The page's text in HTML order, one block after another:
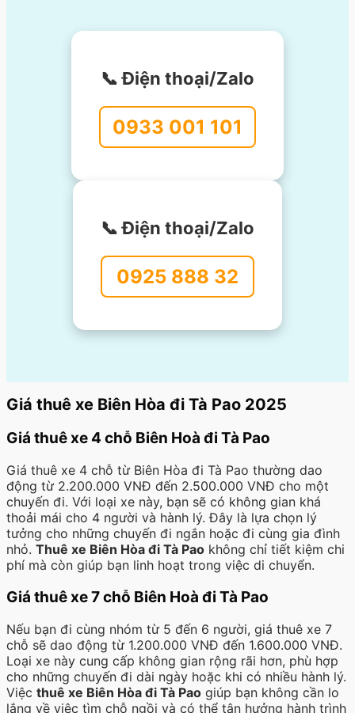
📞 Điện thoại/Zalo
0933 001 101
📞 Điện thoại/Zalo
0925 888 32
Giá thuê xe Biên Hòa đi Tà Pao 2025
Giá thuê xe 4 chỗ Biên Hoà đi Tà Pao
Giá thuê xe 4 chỗ từ Biên Hòa đi Tà Pao thường dao
động từ 2.200.000 VNĐ đến 2.500.000 VNĐ cho một
chuyến đi. Với loại xe này, bạn sẽ có không gian khá
thoải mái cho 4 người và hành lý. Đây là lựa chọn lý
tưởng cho những chuyến đi ngắn hoặc đi cùng gia đình
nhỏ. Thuê xe Biên Hòa đi Tà Pao không chỉ tiết kiệm chi
phí mà còn giúp bạn linh hoạt trong việc di chuyển.
Giá thuê xe 7 chỗ Biên Hoà đi Tà Pao
Nếu bạn đi cùng nhóm từ 5 đến 6 người, giá thuê xe 7
chỗ sẽ dao động từ 1.200.000 VNĐ đến 1.600.000 VNĐ.
Loại xe này cung cấp không gian rộng rãi hơn, phù hợp
cho những chuyến đi dài ngày hoặc khi có nhiều hành lý.
Việc thuê xe Biên Hòa đi Tà Pao giúp bạn không cần lo
lắng về việc tìm chỗ ngồi và có thể tận hưởng hành trình